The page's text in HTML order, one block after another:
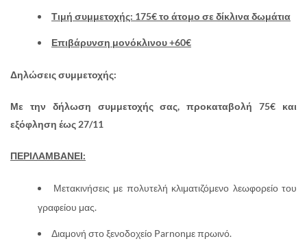
Τιμή συμμετοχής: 175€ το άτομο σε δίκλινα δωμάτια
Επιβάρυνση μονόκλινου +60€
Δηλώσεις συμμετοχής:
Με την δήλωση συμμετοχής σας, προκαταβολή 75€ και
εξόφληση έως 27/11
ΠΕΡΙΛΑΜΒΑΝΕΙ:
Μετακινήσεις με πολυτελή κλιματιζόμενο λεωφορείο του
γραφείου μας.
Διαμονή στο ξενοδοχείο Parnonμε πρωινό.